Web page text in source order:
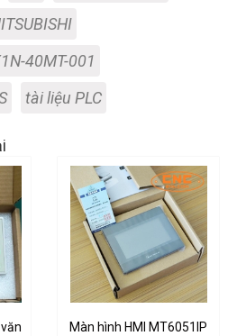
40MT-001
tài liệu PLC
Màn hình HMI MT6051IP